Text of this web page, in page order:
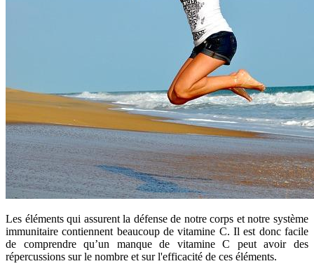
Les éléments qui assurent la défense de notre corps et notre système
immunitaire contiennent beaucoup de vitamine C. Il est donc facile
de comprendre qu’un manque de vitamine C peut avoir des
répercussions sur le nombre et sur l'efficacité de ces éléments.